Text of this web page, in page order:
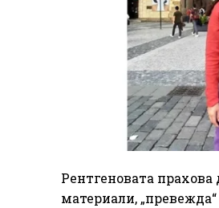
Рентгеновата
материали,